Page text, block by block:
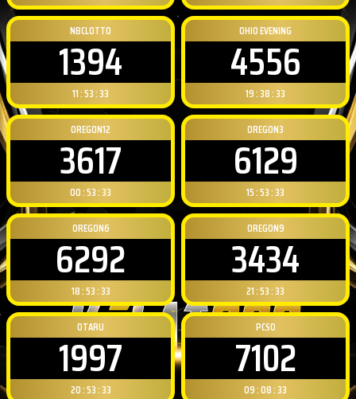
NBCLOTTO
1394
11 : 53 : 32
OHIO EVENING
4556
19 : 38 : 32
OREGON12
3617
00 : 53 : 32
OREGON3
6129
15 : 53 : 32
OREGON6
6292
18 : 53 : 32
OREGON9
3434
21 : 53 : 32
OTARU
1997
20 : 53 : 32
PCSO
7102
09 : 08 : 32